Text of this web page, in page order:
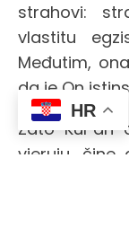
strahovi:
vlastitu
Međutim,
da je On
Zato
vjeruju, čine
HR